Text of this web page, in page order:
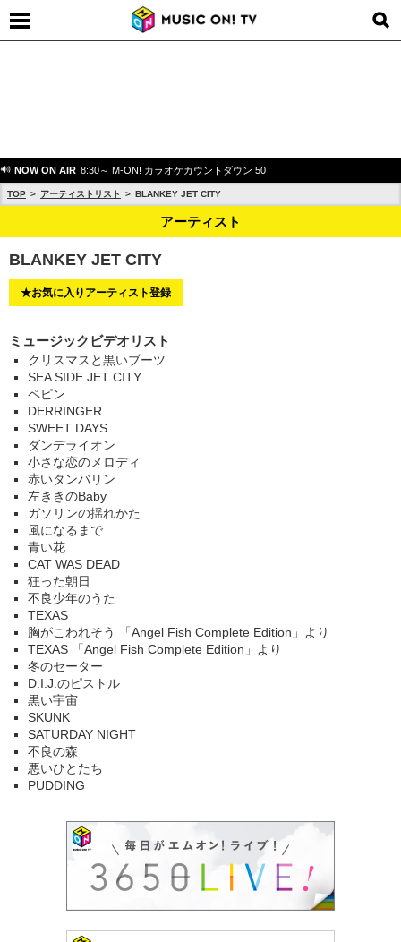
NOW ON AIR 8:30～ M-ON! カラオケカウントダウン 50
TOP アーティストリスト BLANKEY JET CITY
アーティスト
BLANKEY JET CITY
★お気に入りアーティスト登録
ミュージックビデオリスト
クリスマスと黒いブーツ
SEA SIDE JET CITY
ペピン
DERRINGER
SWEET DAYS
ダンデライオン
小さな恋のメロディ
赤いタンバリン
左ききのBaby
ガソリンの揺れかた
風になるまで
青い花
CAT WAS DEAD
狂った朝日
不良少年のうた
TEXAS
胸がこわれそう 「Angel Fish Complete Edition」より
TEXAS 「Angel Fish Complete Edition」より
冬のセーター
D.I.J.のピストル
黒い宇宙
SKUNK
SATURDAY NIGHT
不良の森
悪いひとたち
PUDDING